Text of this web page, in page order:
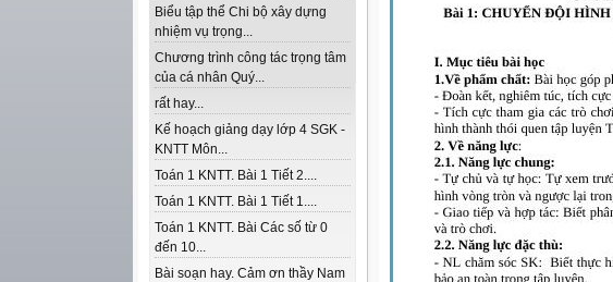
Biểu tập thể Chi bộ xây dựng
nhiệm vụ trọng...
Chương trình công tác trọng tâm
của cá nhân Quý...
rất hay...
Kế hoạch giảng dạy lớp 4 SGK -
KNTT Môn...
Toán 1 KNTT. Bài 1 Tiết 2....
Toán 1 KNTT. Bài 1 Tiết 1....
Toán 1 KNTT. Bài Các số từ 0
đến 10...
Bài soạn hay. Cảm ơn thầy Nam